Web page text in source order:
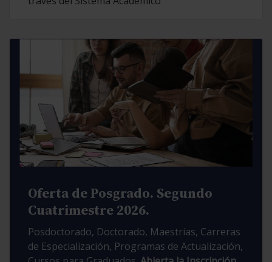
Oferta de Posgrado. Segundo
Cuatrimestre 2026.
Posdoctorado, Doctorado, Maestrías, Carreras
de Especialización, Programas de Actualización,